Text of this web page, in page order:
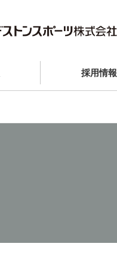
採用情報